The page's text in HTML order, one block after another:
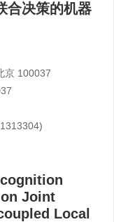
合决策的机器
京 100037
)
Joint
Local